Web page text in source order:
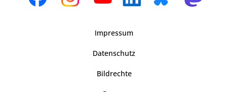
Impressum
Datenschutz
Bildrechte